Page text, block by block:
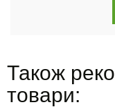
Також
товари: